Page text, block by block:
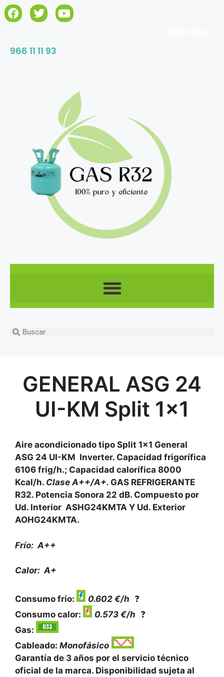
966 11 11 93
GENERAL ASG 24
UI-KM Split 1×1
Aire acondicionado tipo Split 1×1 General
ASG 24 UI-KM Inverter. Capacidad frigorífica
6106 frig/h.; Capacidad calorífica 8000
Kcal/h. Clase A++/A+. GAS REFRIGERANTE
R32. Potencia Sonora 22 dB. Compuesto por
Ud. Interior ASHG24KMTA Y Ud. Exterior
AOHG24KMTA.
Frío: A++
Calor: A+
Consumo frío: 0.602 €/h ❓
Consumo calor:
0.573 €/h ❓
Gas:
Cableado: Monofásico
Garantía de 3 años por el servicio técnico
oficial de la marca. Disponibilidad sujeta al